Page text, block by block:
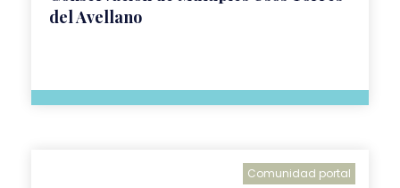
del Avellano
Comunidad portal